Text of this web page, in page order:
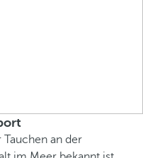
an der